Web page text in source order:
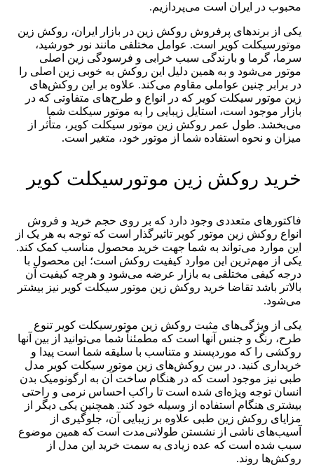
محبوب در ایران است می‌پردازیم.
یکی از برند‌های پرفروش روکش زین در بازار ایران، روکش زین
موتورسیکلت کویر است. عوامل مختلفی مانند نور خورشید،
سرما، گرما و بارندگی سبب خرابی و فرسودگی زین اصلی
موتور می‌شود و به همین دلیل این روکش به خوبی زین اصلی را
در برابر چنین عواملی مقاوم می‌کند. علاوه بر این روکش‌های
زین موتور سیکلت کویر که در انواع و طرح‌های متفاوتی که در
بازار موجود است، استایل زیبایی را به موتور سیکلت شما
می‌بخشد. طول عمر روکش زین موتور سیکلت کویر، متأثر از
میزان و نحوه استفاده شما از موتور خود، متغیر است.
خرید روکش زین موتورسیکلت کویر
فاکتور‌های متعددی وجود دارد که بر روی حجم خرید و فروش
انواع روکش زین موتور کویر تاثیرگذار است که توجه به هر یک از
این موارد می‌تواند به شما جهت خرید محصول مناسب کمک کند.
یکی از مهم‌ترین این موارد کیفیت روکش است؛ این محصول با
درجه کیفی مختلفی به بازار عرضه می‌شود و هرچه کیفیت آن
بالا‌تر باشد تقاضا خرید روکش زین موتور سیکلت کویر نیز بیشتر
می‌شود.
یکی از ویژگی‌های مثبت روکش زین موتورسیکلت کویر تنوع
طرح، رنگ و جنس آنها است که مطمئناً شما می‌توانید از بین آنها
روکشی را که موردپسند و متناسب با سلیقه شما است پیدا و
خریداری کنید. در بین روکش‌های زین موتور سیکلت کویر مدل
طبی نیز موجود است که در هنگام ساخت آن به ارگونومیک بدن
انسان توجه ویژه‌ای شده است تا راکب احساس نرمی و راحتی
بیشتری هنگام استفاده از وسیله خود کند. همچنین یکی دیگر از
مزایای روکش زین طبی علاوه بر زیبایی آن، جلوگیری از
آسیب‌های ناشی از نشستن طولانی‌مدت است که همین موضوع
سبب شده است که عده زیادی به سمت خرید این مدل از
روکش‌ها روند.